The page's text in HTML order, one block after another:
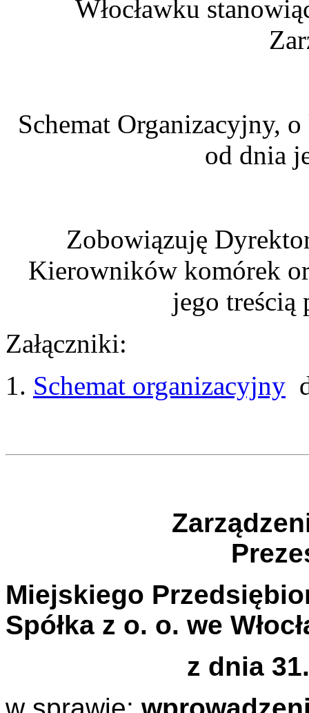
Włocławku
Schemat Organizacyjny,
od dnia
Zobowiązuję
Kierowników komórek
jego treścią
Załączniki:
1. Schemat organizacyjny
Miejskiego
Spółka z o. o. we
z dnia